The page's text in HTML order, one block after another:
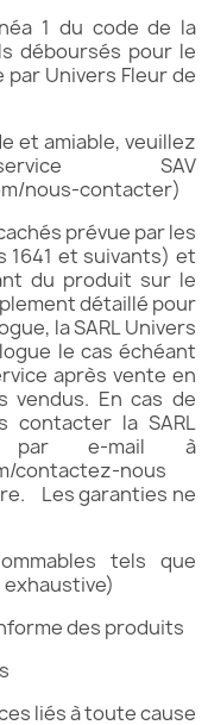
1 du code de la
déboursés pour le
Univers Fleur de
et amiable, veuillez
SAV
nous-contacter)
prévue par les
1641 et suivants) et
du produit sur le
détaillé pour
la SARL Univers
le cas échéant
après vente en
vendus. En cas de
contacter la SARL
par e-mail à
contactez-nous
Les garanties ne
tels que
des produits
liés à toute cause